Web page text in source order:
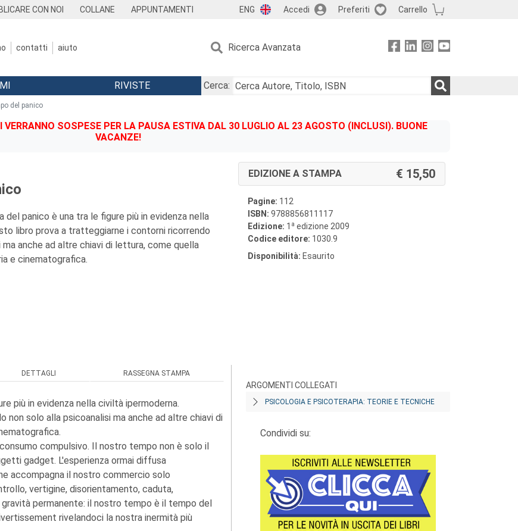
CON NOI COLLANE APPUNTAMENTI ENG Accedi Preferiti Carrello
contatti aiuto Ricerca Avanzata
RIVISTE
Cerca:
del panico
SOSPESE PER LA PAUSA ESTIVA DAL 30 LUGLIO AL 23 AGOSTO (INCLUSI). BUONE
VACANZE!
del panico è una tra le figure più in evidenza nella
libro prova a tratteggiarne i contorni ricorrendo
ma anche ad altre chiavi di lettura, come quella
e cinematografica.
EDIZIONE A STAMPA 15,50
Pagine: 112
ISBN: 9788856811117
Edizione: 1 a edizione 2009
Codice editore: 1030.9
Disponibilità: Esaurito
DETTAGLI RASSEGNA STAMPA
più in evidenza nella civiltà ipermoderna.
solo alla psicoanalisi ma anche ad altre chiavi di
compulsivo. Il nostro tempo non è solo il
gadget. L'esperienza ormai diffusa
accompagna il nostro commercio solo
vertigine, disorientamento, caduta,
permanente: il nostro tempo è il tempo del
rivelandoci la nostra inermità più
ARGOMENTI COLLEGATI
PSICOLOGIA E PSICOTERAPIA: TEORIE E TECNICHE
Condividi su: